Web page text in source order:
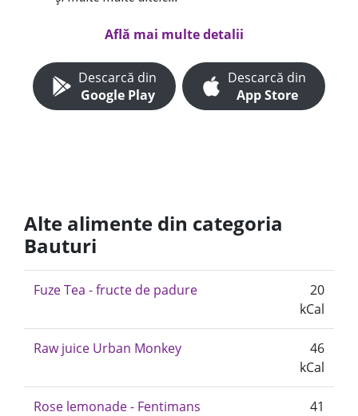
Află mai multe detalii
Descarcă din
Google Play
Descarcă din
App Store
Alte alimente din categoria
Bauturi
Fuze Tea - fructe de padure
20
kCal
Raw juice Urban Monkey
46
kCal
Rose lemonade - Fentimans
41